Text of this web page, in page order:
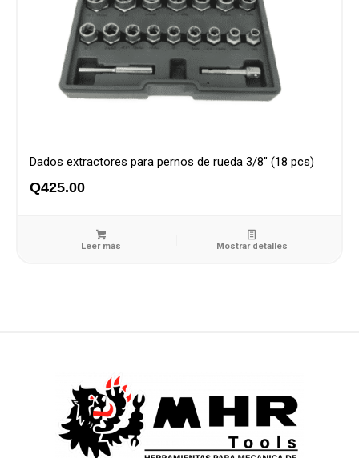
Dados extractores para pernos de rueda 3/8″ (18 pcs)
Q425.00
Leer más Mostrar detalles